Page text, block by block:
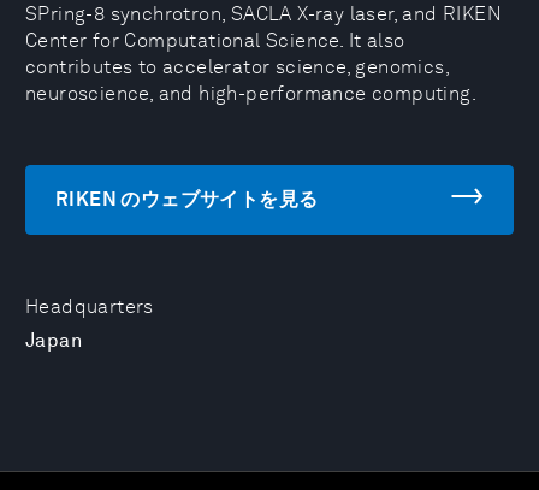
Headquarters
Japan
SPring-8 synchrotron, SACLA X-ray laser, and RIKEN
Center for Computational Science. It also
contributes to accelerator science, genomics,
neuroscience, and high-performance computing.
RIKEN のウェブサイトを見る